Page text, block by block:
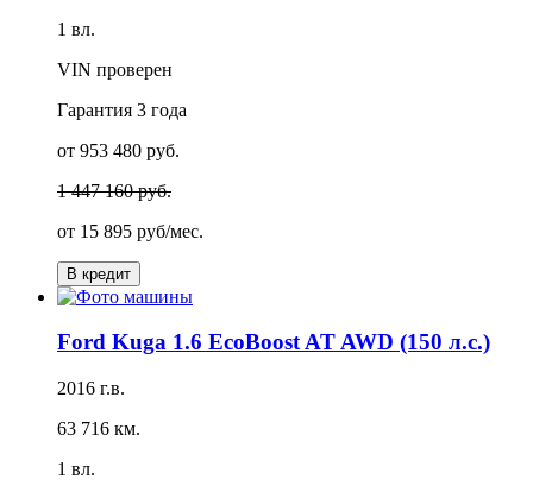
1 вл.
VIN проверен
Гарантия 3 года
от 953 480 руб.
1 447 160 руб.
от 15 895 руб/мес.
В кредит
Ford Kuga 1.6 EcoBoost AT AWD (150 л.с.)
2016 г.в.
63 716 км.
1 вл.